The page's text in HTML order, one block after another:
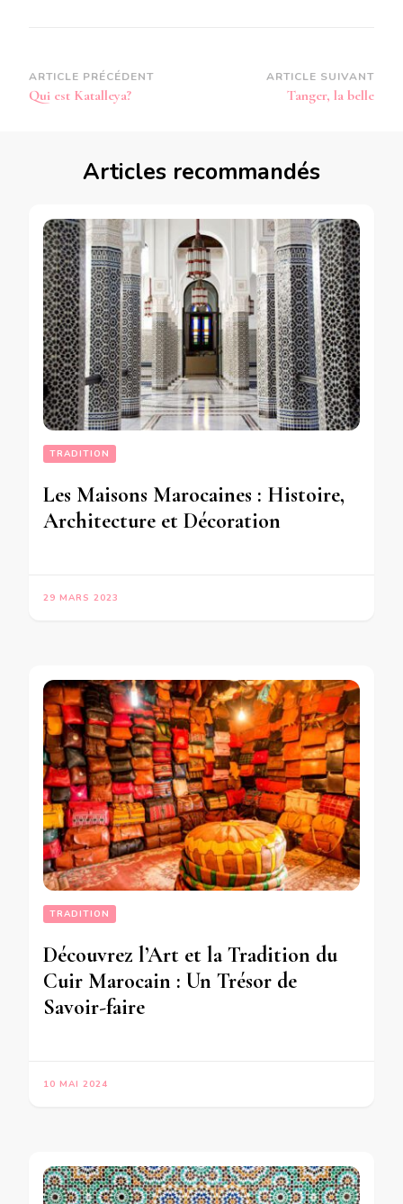
Navigation
d’article
ARTICLE PRÉCÉDENT
Qui est Katalleya?
ARTICLE SUIVANT
Tanger, la belle
Articles recommandés
TRADITION
Les Maisons Marocaines : Histoire,
Architecture et Décoration
29 MARS 2023
TRADITION
Découvrez l’Art et la Tradition du
Cuir Marocain : Un Trésor de
Savoir-faire
10 MAI 2024